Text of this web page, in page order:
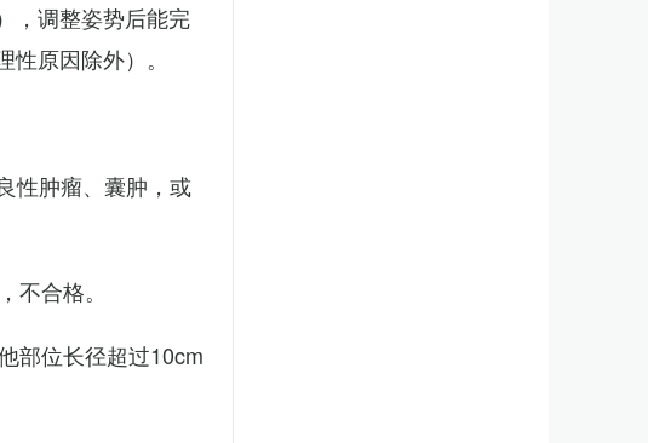
，调整姿势后能完
原因除外）。
性肿瘤、囊肿，或
合格。
部位长径超过10cm